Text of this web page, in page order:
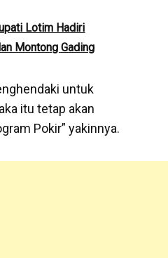
Lotim Hadiri
Montong Gading
untuk
itu tetap akan
Pokir” yakinnya.